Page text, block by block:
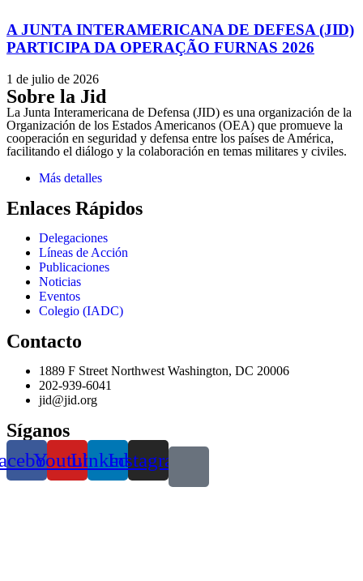
A JUNTA INTERAMERICANA DE DEFESA (JID)
PARTICIPA DA OPERAÇÃO FURNAS 2026
1 de julio de 2026
Sobre la Jid
La Junta Interamericana de Defensa (JID) es una organización de la
Organización de los Estados Americanos (OEA) que promueve la
cooperación en seguridad y defensa entre los países de América,
facilitando el diálogo y la colaboración en temas militares y civiles.
Más detalles
Enlaces Rápidos
Delegaciones
Líneas de Acción
Publicaciones
Noticias
Eventos
Colegio (IADC)
Contacto
1889 F Street Northwest Washington, DC 20006
202-939-6041
jid@jid.org
Síganos
YoutubeLinkedin
Instagram